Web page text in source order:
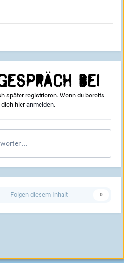
bei
später registrieren. Wenn du bereits
dich hieranmelden.
Folgen diesem Inhalt 0